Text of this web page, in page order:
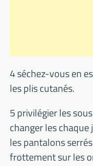
4 séchez-vous en
les plis cutanés.
5 privilégier les
changer les
les pantalons
frottement sur les